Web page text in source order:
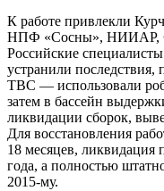
К работе привлекли
НПФ «Сосны», НИИАР,
Российские
устранили
ТВС — использовали
затем в бассейн
ликвидации сборок,
Для восстановления
18 месяцев, ликвидация
года, а полностью
2015-му.